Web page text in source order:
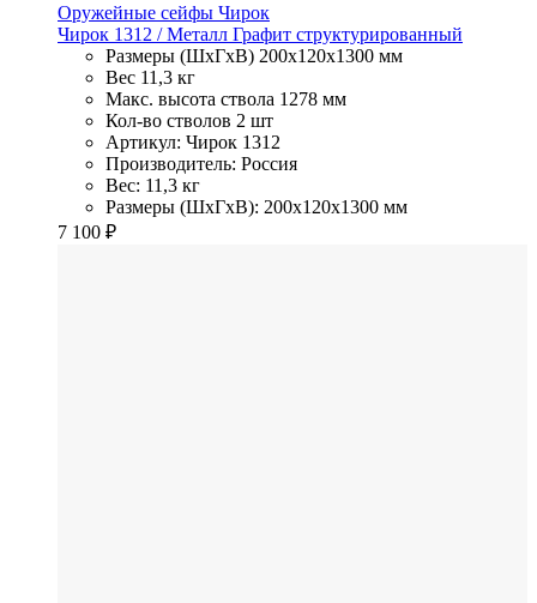
Оружейные сейфы Чирок
Чирок 1312 / Металл Графит структурированный
Размеры (ШхГхВ) 200x120x1300 мм
Вес 11,3 кг
Макс. высота ствола 1278 мм
Кол-во стволов 2 шт
Артикул: Чирок 1312
Производитель: Россия
Вес: 11,3 кг
Размеры (ШхГхВ): 200x120x1300 мм
7 100 ₽